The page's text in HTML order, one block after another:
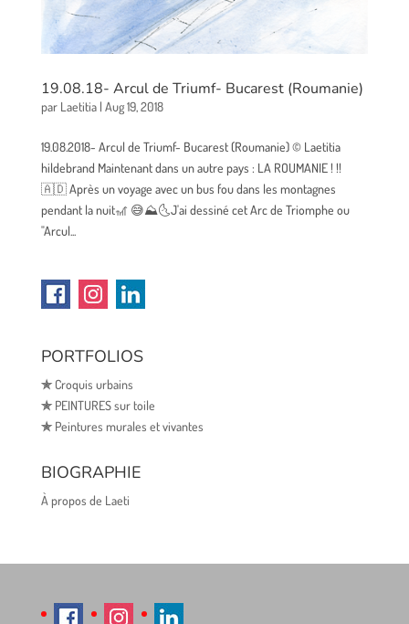
19.08.18- Arcul de Triumf- Bucarest (Roumanie)
par Laetitia| Aug 19, 2018
19.08.2018- Arcul de Triumf- Bucarest (Roumanie) © Laetitia
hildebrand Maintenant dans un autre pays : LA ROUMANIE ! !!
🇦🇩 Après un voyage avec un bus fou dans les montagnes
pendant la nuit🎢 😅⛰🌜J'ai dessiné cet Arc de Triomphe ou
"Arcul...
PORTFOLIOS
✯Croquis urbains
✯PEINTURES sur toile
✯Peintures murales et vivantes
BIOGRAPHIE
À propos de Laeti